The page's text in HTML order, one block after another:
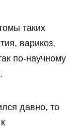
таких
варикоз,
по-научному
давно, то